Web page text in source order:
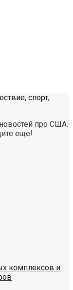
про США.
еще!